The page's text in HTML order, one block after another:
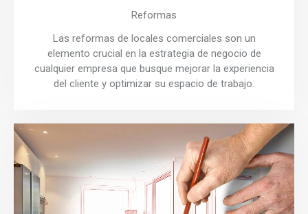
Reformas
Las reformas de locales comerciales son un
elemento crucial en la estrategia de negocio de
cualquier empresa que busque mejorar la experiencia
del cliente y optimizar su espacio de trabajo.